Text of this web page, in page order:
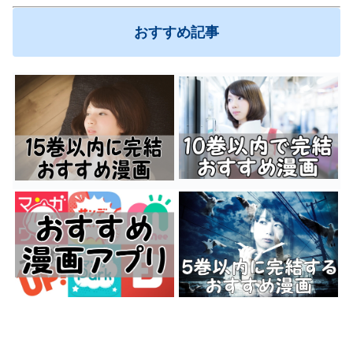
おすすめ記事